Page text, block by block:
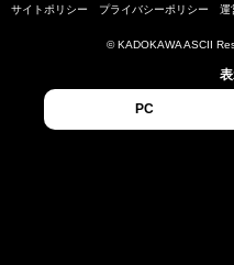
サイトポリシー プライバシーポリシー 運
© KADOKAWA ASCII
PC